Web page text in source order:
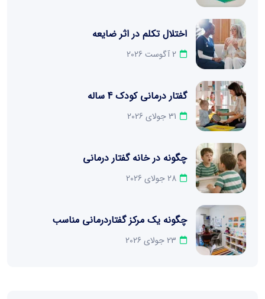
اختلال تکلم در اثر ضایعه
2 آگوست 2026
گفتار درمانی کودک 4 ساله
31 جولای 2026
چگونه در خانه گفتار درمانی
28 جولای 2026
چگونه یک مرکز گفتاردرمانی مناسب
23 جولای 2026